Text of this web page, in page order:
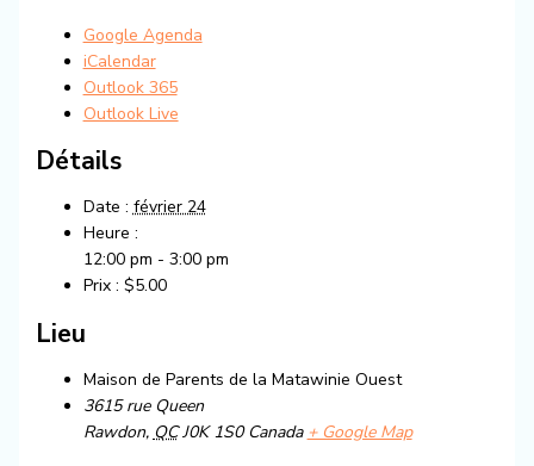
Google Agenda
iCalendar
Outlook 365
Outlook Live
Détails
Date : février 24
Heure :
12:00 pm - 3:00 pm
Prix : $5.00
Lieu
Maison de Parents de la Matawinie Ouest
3615 rue Queen
Rawdon, QC J0K 1S0 Canada + Google Map